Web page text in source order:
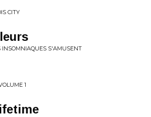
CITY
INSOMNIAQUES S'AMUSENT
1